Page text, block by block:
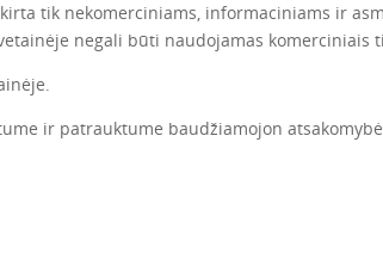
tik nekomerciniams, informaciniams ir
negali būti naudojamas komerciniais
ir patrauktume baudžiamojon